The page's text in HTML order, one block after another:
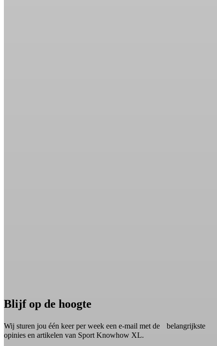
Blijf op de hoogte
Wij sturen jou één keer per week een e-mail met de belangrijkste
opinies en artikelen van Sport Knowhow XL.